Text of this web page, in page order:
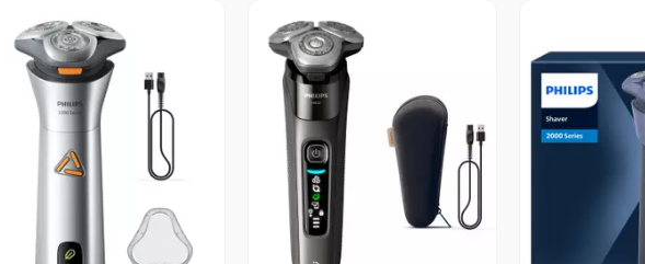
Vista Previa Vista Previa